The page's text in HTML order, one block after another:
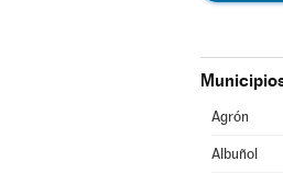
Agrón
Albuñol